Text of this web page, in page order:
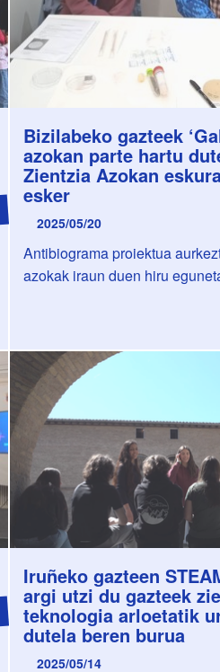
Bizilabeko gazteek
azokan parte hartu
Zientzia Azokan
esker
2025/05/20
Antibiograma proiektua
azokak iraun duen hiru
Iruñeko gazteen
argi utzi du gazteek
teknologia arloetatik
dutela beren burua
2025/05/14